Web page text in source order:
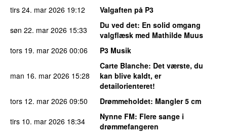
tirs 24. mar 2026 19:12
Valgaften på P3
søn 22. mar 2026 15:33 Du ved det: En solid omgang
valgflæsk med Mathilde Muus
tors 19. mar 2026 00:06 P3 Musik
man 16. mar 2026 15:28
Carte Blanche: Det værste, du
kan blive kaldt, er
detailorienteret!
tors 12. mar 2026 09:50 Drømmeholdet: Mangler 5 cm
tirs 10. mar 2026 18:34 Nynne FM: Flere sange i
drømmefangeren